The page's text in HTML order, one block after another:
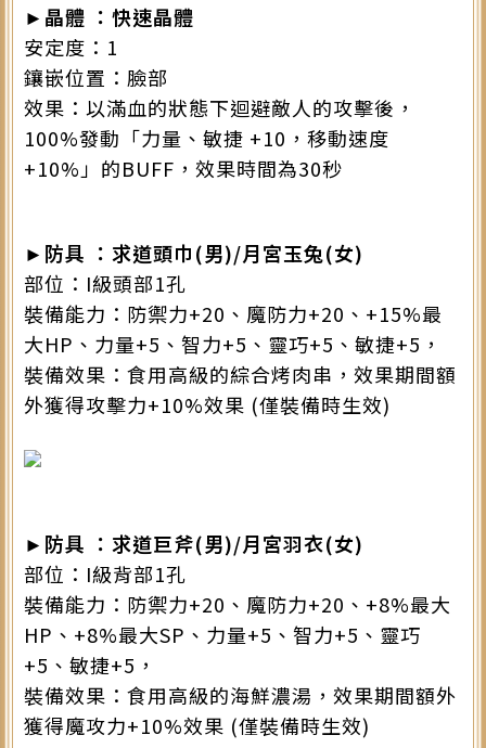
►晶體 ：快速晶體
安定度：1
鑲嵌位置：臉部
效果：以滿血的狀態下迴避敵人的攻擊後，
100%發動「力量、敏捷 +10，移動速度
+10%」的BUFF，效果時間為30秒
►防具 ：求道頭巾(男)/月宮玉兔(女)
部位：I級頭部1孔
裝備能力：防禦力+20、魔防力+20、+15%最
大HP、力量+5、智力+5、靈巧+5、敏捷+5，
裝備效果：食用高級的綜合烤肉串，效果期間額
外獲得攻擊力+10%效果 (僅裝備時生效)
►防具 ：求道巨斧(男)/月宮羽衣(女)
部位：I級背部1孔
裝備能力：防禦力+20、魔防力+20、+8%最大
HP、+8%最大SP、力量+5、智力+5、靈巧
+5、敏捷+5，
裝備效果：食用高級的海鮮濃湯，效果期間額外
獲得魔攻力+10%效果 (僅裝備時生效)